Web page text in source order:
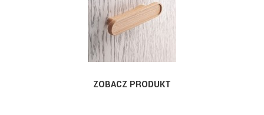
ZOBACZ PRODUKT